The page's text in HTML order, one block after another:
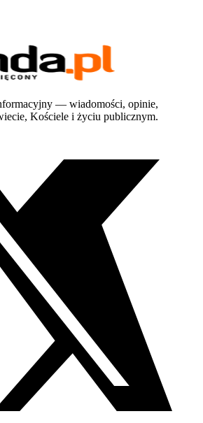
— wiadomości, opinie,
Kościele i życiu publicznym.